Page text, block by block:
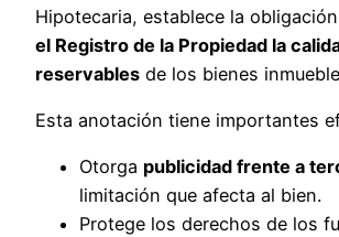
Hipotecaria, establece la
el Registro de la Propiedad la
reservables de los bienes
Esta anotación tiene importantes
Otorga publicidad frente a
limitación que afecta al bien.
Protege los derechos de los